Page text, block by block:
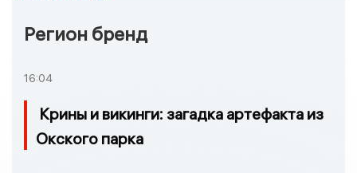
Регион бренд
16:04
Крины и викинги: загадка артефакта из
Окского парка